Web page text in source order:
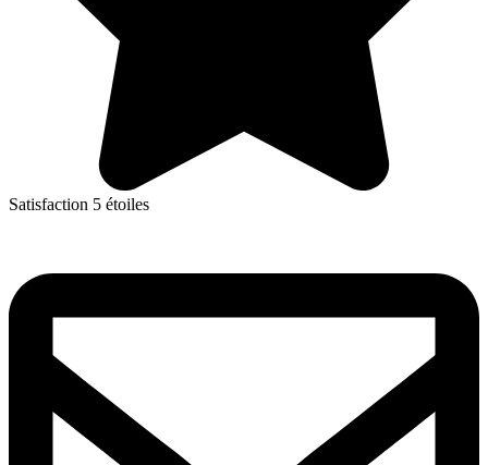
Satisfaction 5 étoiles